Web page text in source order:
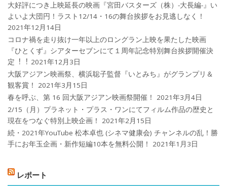
大好評につき上映延長の映画『宮田バスターズ（株）-大長編-』い
よいよ大団円！ラスト12/14・16の舞台挨拶をお見逃しなく！
2021年12月14日
コロナ禍を⾛り抜け⼀年以上のロングラン上映を果たした映画
『ひとくず』シアターセブンにて１周年記念特別舞台挨拶開催決
定︕︕ 2021年12月3日
大阪アジアン映画祭、横浜聡子監督『いとみち』がグランプリ＆
観客賞！
2021年3月15日
春を呼ぶ、第 16 回大阪アジアン映画祭開催！
2021年3月4日
2/15（月）プラネット・プラス・ワンにてフィルム作品の歴史と
現在をつなぐ特別上映企画！
2021年2月15日
続・2021年YouTube 松本卓也 (シネマ健康会) チャンネルの乱！勝
手にお年玉企画・新作短編10本を無料公開！
2021年1月3日
レポート